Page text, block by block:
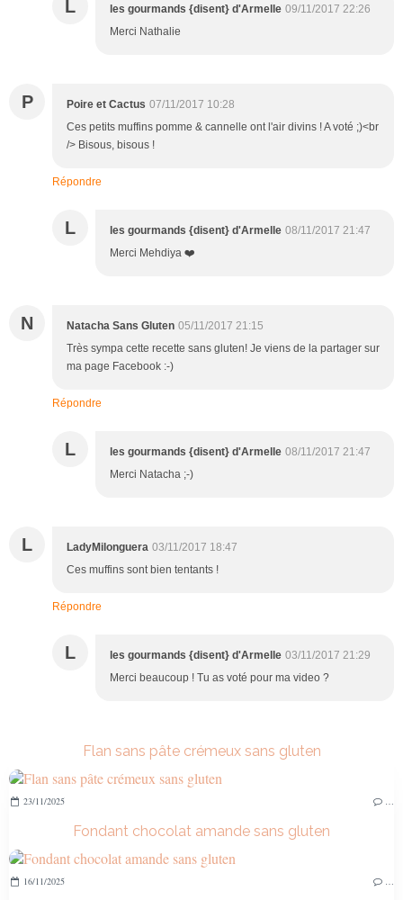
L les gourmands {disent} d'Armelle 09/11/2017 22:26
Merci Nathalie
P Poire et Cactus 07/11/2017 10:28
Ces petits muffins pomme & cannelle ont l'air divins ! A voté ;)<br
/> Bisous, bisous !
Répondre
L les gourmands {disent} d'Armelle 08/11/2017 21:47
Merci Mehdiya ❤️
N Natacha Sans Gluten 05/11/2017 21:15
Très sympa cette recette sans gluten! Je viens de la partager sur
ma page Facebook :-)
Répondre
L les gourmands {disent} d'Armelle 08/11/2017 21:47
Merci Natacha ;-)
L LadyMilonguera 03/11/2017 18:47
Ces muffins sont bien tentants !
Répondre
L les gourmands {disent} d'Armelle 03/11/2017 21:29
Merci beaucoup ! Tu as voté pour ma video ?
Flan sans pâte crémeux sans gluten
23/11/2025
Fondant chocolat amande sans gluten
16/11/2025